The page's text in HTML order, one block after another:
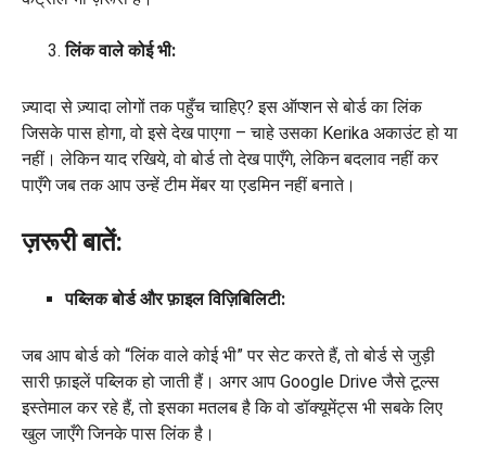
लिंक वाले कोई भी:
ज़्यादा से ज़्यादा लोगों तक पहुँच चाहिए? इस ऑप्शन से बोर्ड का लिंक
जिसके पास होगा, वो इसे देख पाएगा – चाहे उसका Kerika अकाउंट हो या
नहीं। लेकिन याद रखिये, वो बोर्ड तो देख पाएँगे, लेकिन बदलाव नहीं कर
पाएँगे जब तक आप उन्हें टीम मेंबर या एडमिन नहीं बनाते।
ज़रूरी बातें:
पब्लिक बोर्ड और फ़ाइल विज़िबिलिटी:
जब आप बोर्ड को “लिंक वाले कोई भी” पर सेट करते हैं, तो बोर्ड से जुड़ी
सारी फ़ाइलें पब्लिक हो जाती हैं। अगर आप Google Drive जैसे टूल्स
इस्तेमाल कर रहे हैं, तो इसका मतलब है कि वो डॉक्यूमेंट्स भी सबके लिए
खुल जाएँगे जिनके पास लिंक है।